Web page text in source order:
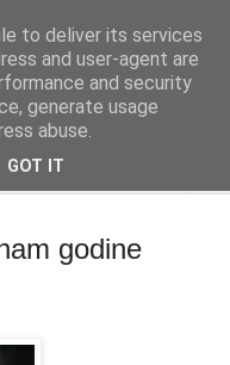
5632
godine
to deliver its services
and user-agent are
and security
generate usage
abuse.
GOT IT